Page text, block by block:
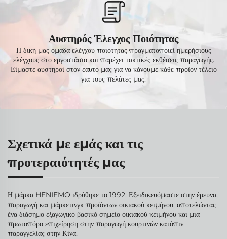
Αυστηρός Έλεγχος Ποιότητας
Η δική μας ομάδα ελέγχου ποιότητας πραγματοποιεί ημερήσιους
ελέγχους στο εργοστάσιο και παρέχει τακτικές εκθέσεις παραγωγής.
Είμαστε αυστηροί στον εαυτό μας για να κάνουμε κάθε προϊόν τέλειο
για τους πελάτες μας.
Σχετικά με εμάς και τις
προτεραιότητές μας
Η μάρκα HENIEMO ιδρύθηκε το 1992. Εξειδικευόμαστε στην έρευνα,
παραγωγή και μάρκετινγκ προϊόντων οικιακού κειμήνου, αποτελώντας
ένα διάσημο εξαγωγικό βασικό σημείο οικιακού κειμήνου και μια
πρωτοπόρο επιχείρηση στην παραγωγή κουρτινών κατόπιν
παραγγελίας στην Κίνα.